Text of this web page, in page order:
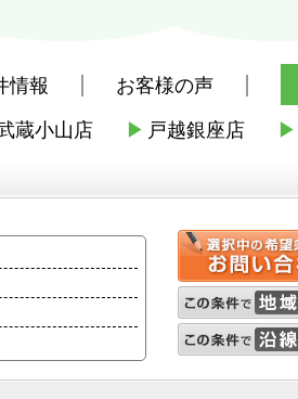
情報 お客様の声
蔵小山店 ▶ 戸越銀座店 ▶
> 武蔵小山駅の賃貸 > 商店街